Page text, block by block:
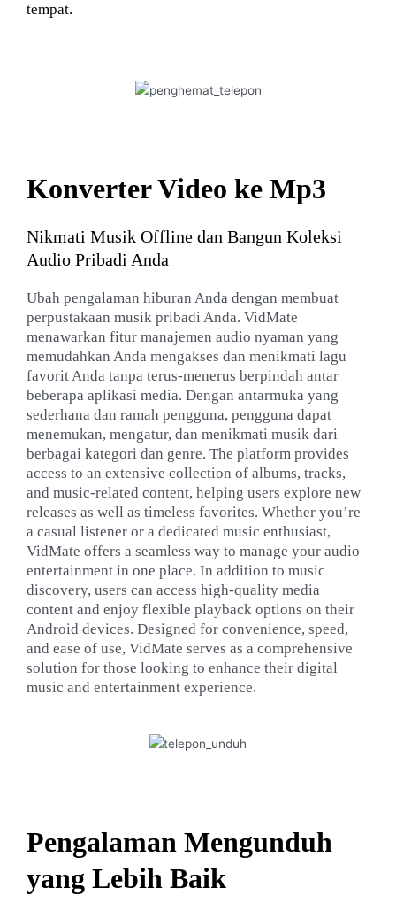
tempat.
Konverter Video ke Mp3
Nikmati Musik Offline dan Bangun Koleksi
Audio Pribadi Anda
Ubah pengalaman hiburan Anda dengan membuat
perpustakaan musik pribadi Anda. VidMate
menawarkan fitur manajemen audio nyaman yang
memudahkan Anda mengakses dan menikmati lagu
favorit Anda tanpa terus-menerus berpindah antar
beberapa aplikasi media. Dengan antarmuka yang
sederhana dan ramah pengguna, pengguna dapat
menemukan, mengatur, dan menikmati musik dari
berbagai kategori dan genre. The platform provides
access to an extensive collection of albums, tracks,
and music-related content, helping users explore new
releases as well as timeless favorites. Whether you’re
a casual listener or a dedicated music enthusiast,
VidMate offers a seamless way to manage your audio
entertainment in one place. In addition to music
discovery, users can access high-quality media
content and enjoy flexible playback options on their
Android devices. Designed for convenience, speed,
and ease of use, VidMate serves as a comprehensive
solution for those looking to enhance their digital
music and entertainment experience.
Pengalaman Mengunduh
yang Lebih Baik